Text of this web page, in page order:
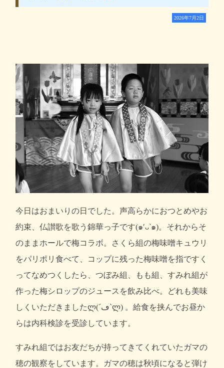
2026年7月2日
今日はおまいりの日でした。声高らかにおつとめやお
約束、仏讃歌を歌う錦華っ子です(๑′ᴗ‵๑)。それからそ
のままホールで梅コラボ。さくら組の梅味噌キュウリ
をパリポリ食べて、コップに残った梅味噌を指ですく
ってなめつくしたら、つぼみ組、もも組、すみれ組が
作った梅シロップのジュースを飲み比べ。どれも美味
しくいただきましたლ(´ڡ`ლ) 。給食を挟んでお昼か
らは内科検診を受診しています。
すみれ組ではお友だちが持ってきてくれていたガマの
穂の観察をしています。ガマの穂は秋頃になると弾け